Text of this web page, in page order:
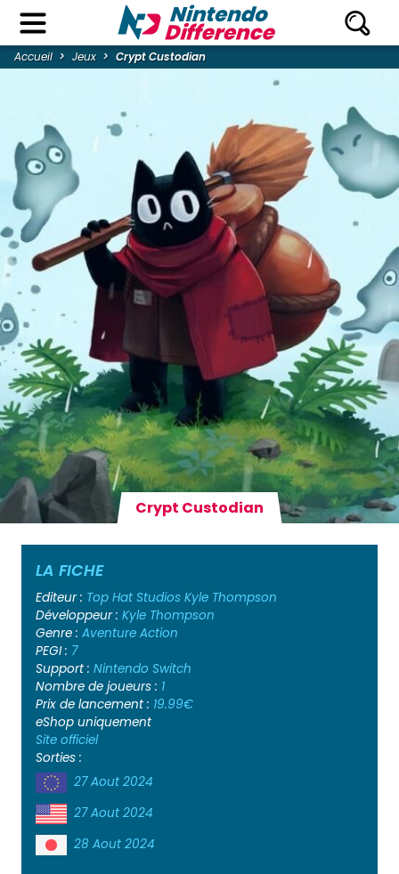
Accueil Jeux Crypt Custodian
Crypt Custodian
LA FICHE
Editeur : Top Hat Studios Kyle Thompson
Développeur : Kyle Thompson
Genre : Aventure Action
PEGI : 7
Support : Nintendo Switch
Nombre de joueurs : 1
Prix de lancement : 19.99€
eShop uniquement
Site officiel
Sorties :
27 Aout 2024
27 Aout 2024
28 Aout 2024